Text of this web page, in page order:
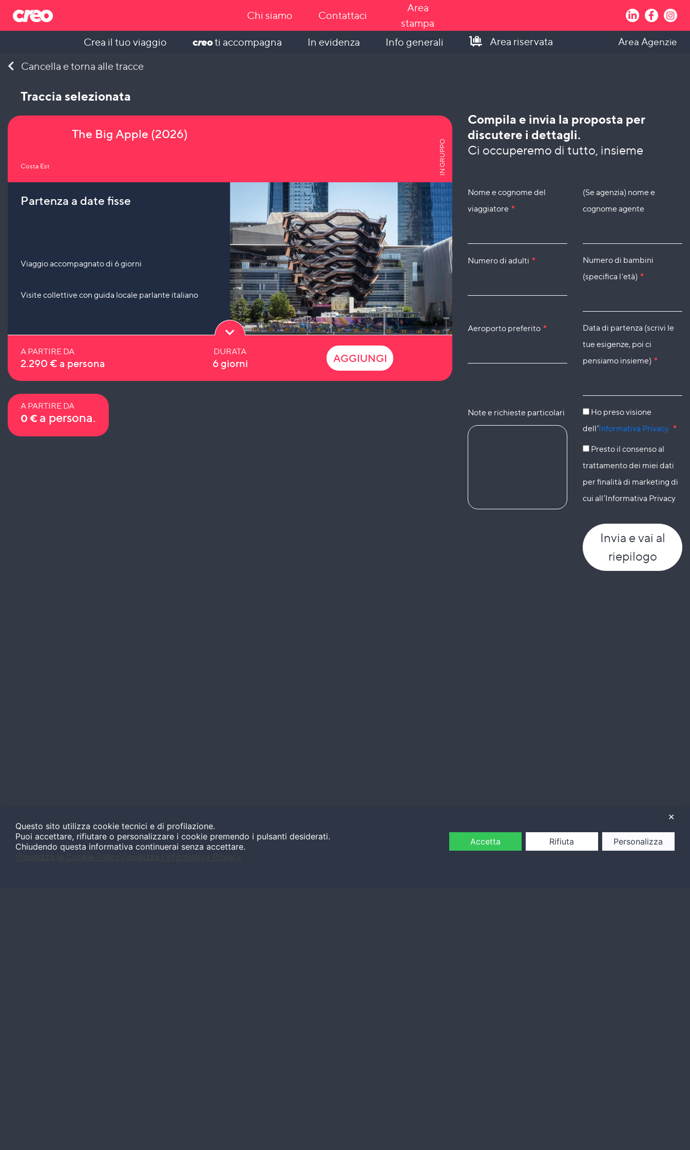
to
Chi siamo Contattaci
Area
stampa
Crea il tuo viaggio
creoti accompagna In evidenza Info generali Area riservata Area Agenzie
Cancella e torna alle tracce
Traccia selezionata
Costa Est
The Big Apple (2026)
IN GRUPPO
Partenza a date fisse
Viaggio accompagnato di 6 giorni
Visite collettive con guida locale parlante italiano
A PARTIRE DA
2.290 € a persona
DURATA
6 giorni AGGIUNGI
A PARTIRE DA
0 € a persona.
Compila e invia la proposta per
discutere i dettagli.
Ci occuperemo di tutto, insieme
Nome e cognome del
viaggiatore *
(Se agenzia) nome e
cognome agente
Numero di adulti *
Numero di bambini
(specifica l'età) *
Aeroporto preferito *
Data di partenza (scrivi le
tue esigenze, poi ci
pensiamo insieme) *
Note e richieste particolari
Ho preso visione
dell’Informativa Privacy *
Presto il consenso al
trattamento dei miei dati
per finalità di marketing di
cui all’Informativa Privacy
Invia e vai al
riepilogo
✕
Questo sito utilizza cookie tecnici e di profilazione.
Puoi accettare, rifiutare o personalizzare i cookie premendo i pulsanti desiderati.
Chiudendo questa informativa continuerai senza accettare.
Accetta Rifiuta Personalizza